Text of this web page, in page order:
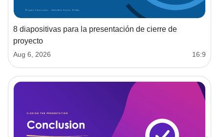
8 diapositivas para la presentación de cierre de
proyecto
Aug 6, 2026 16:9